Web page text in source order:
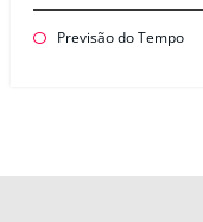
Previsão do Tempo